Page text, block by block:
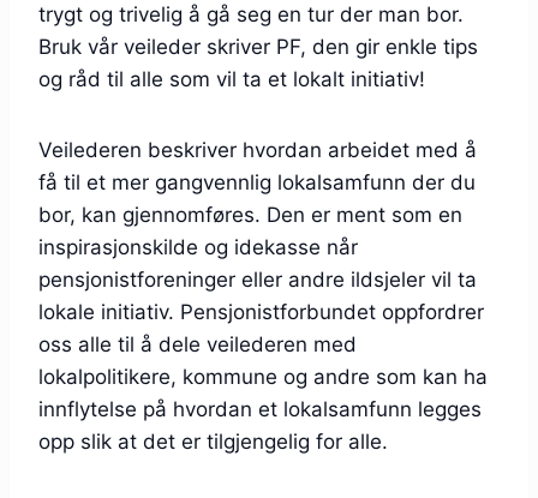
trygt og trivelig å gå seg en tur der man bor.
Bruk vår veileder skriver PF, den gir enkle tips
og råd til alle som vil ta et lokalt initiativ!
Veilederen beskriver hvordan arbeidet med å
få til et mer gangvennlig lokalsamfunn der du
bor, kan gjennomføres. Den er ment som en
inspirasjonskilde og idekasse når
pensjonistforeninger eller andre ildsjeler vil ta
lokale initiativ. Pensjonistforbundet oppfordrer
oss alle til å dele veilederen med
lokalpolitikere, kommune og andre som kan ha
innflytelse på hvordan et lokalsamfunn legges
opp slik at det er tilgjengelig for alle.